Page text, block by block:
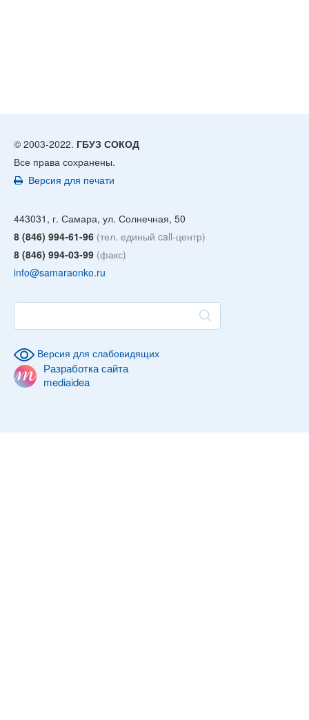
© 2003-2022. ГБУЗ СОКОД
Все права сохранены.
Версия для печати
443031, г. Самара, ул. Солнечная, 50
8 (846) 994-61-96 (тел. единый call-центр)
8 (846) 994-03-99 (факс)
info@samaraonko.ru
Версия для слабовидящих
Разработка сайта
mediaidea